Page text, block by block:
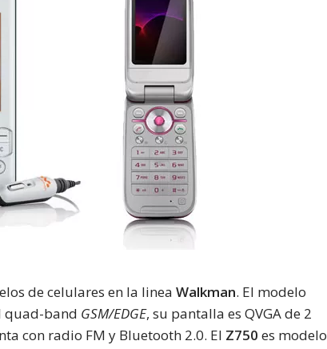
de celulares en la linea Walkman. El modelo
quad-band GSM/EDGE, su pantalla es QVGA de 2
con radio FM y Bluetooth 2.0. El Z750 es modelo